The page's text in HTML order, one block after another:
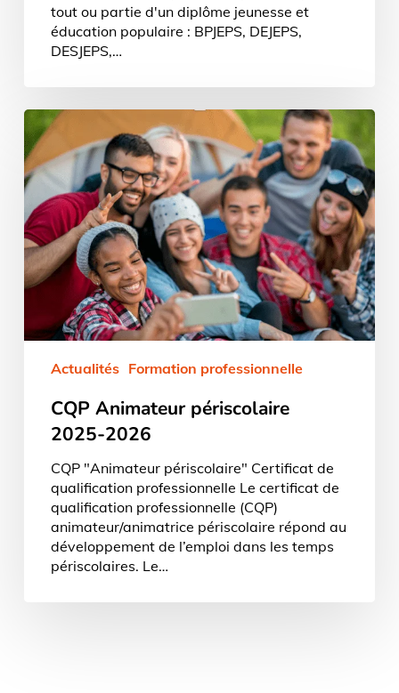
tout ou partie d'un diplôme jeunesse et
éducation populaire : BPJEPS, DEJEPS,
DESJEPS,…
CQP
Animateur
périscolaire
2025-
2026
Actualités Formation professionnelle
CQP Animateur périscolaire
2025-2026
CQP "Animateur périscolaire" Certificat de
qualification professionnelle Le certificat de
qualification professionnelle (CQP)
animateur/animatrice périscolaire répond au
développement de l’emploi dans les temps
périscolaires. Le…